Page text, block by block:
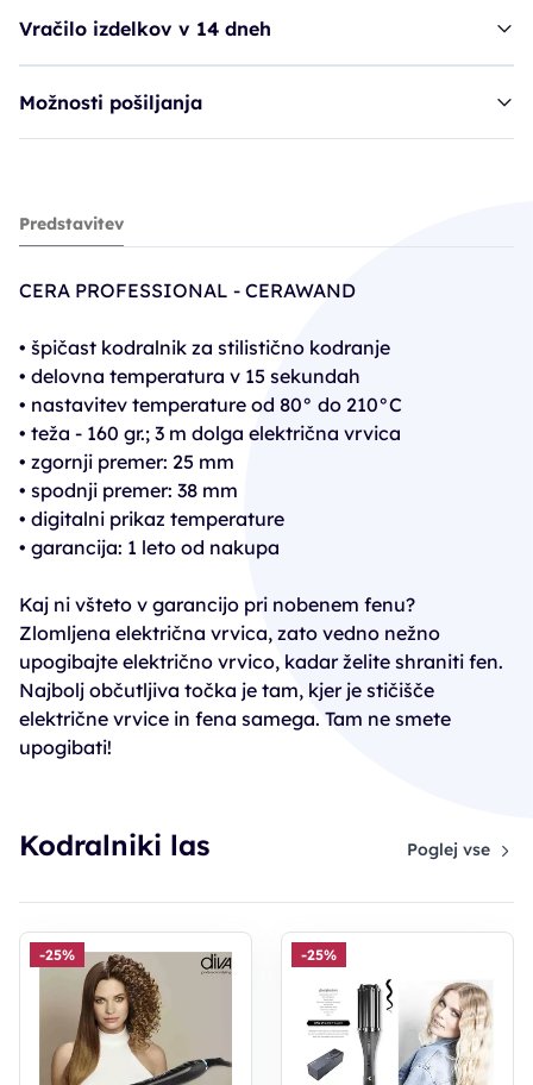
Vračilo izdelkov v 14 dneh
Možnosti pošiljanja
figaro CRP CeraWand - 25/38 mm
44,93€
59,90€
PC30: 41,93€
Predstavitev
CERA PROFESSIONAL - CERAWAND
• špičast kodralnik za stilistično kodranje
• delovna temperatura v 15 sekundah
• nastavitev temperature od 80° do 210°C
• teža - 160 gr.; 3 m dolga električna vrvica
• zgornji premer: 25 mm
• spodnji premer: 38 mm
• digitalni prikaz temperature
• garancija: 1 leto od nakupa
Kaj ni všteto v garancijo pri nobenem fenu?
Zlomljena električna vrvica, zato vedno nežno
upogibajte električno vrvico, kadar želite shraniti fen.
Najbolj občutljiva točka je tam, kjer je stičišče
električne vrvice in fena samega. Tam ne smete
upogibati!
Kodralniki las Poglej vse
-25% -25%